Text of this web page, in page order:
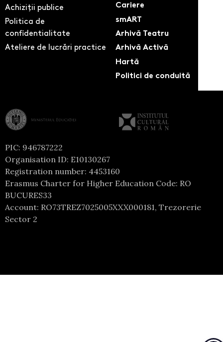
Achiziții publice
Politica de
confidentialitate
Ateliere de lucrări practice
Cariere
smART
Arhivă Teatru
Arhivă Activă
Hartă
Politici de conduită
PIC: 946787222
Organisation ID: E10130267
Registration number: 4453160
Erasmus Charter for Higher Education Code: RO
BUCURES33
Account: RO73TREZ7025005XXX000181, Trezorerie
Sector 2